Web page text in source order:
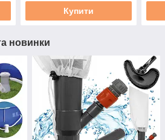
Купити
новинки